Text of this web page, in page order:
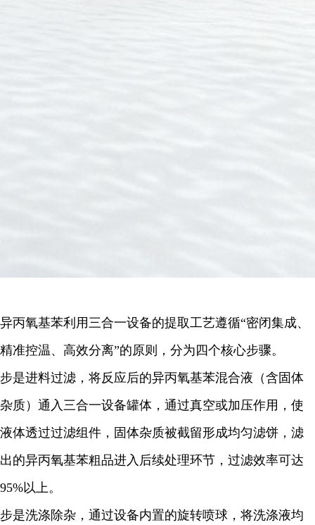
异丙氧基苯利用三合一设备的提取工艺遵循“密闭集成、
精准控温、高效分离”的原则，分为四个核心步骤。
步是进料过滤，将反应后的异丙氧基苯混合液（含固体
杂质）通入三合一设备罐体，通过真空或加压作用，使
液体透过过滤组件，固体杂质被截留形成均匀滤饼，滤
出的异丙氧基苯粗品进入后续处理环节，过滤效率可达
95%以上。
步是洗涤除杂，通过设备内置的旋转喷球，将洗涤液均